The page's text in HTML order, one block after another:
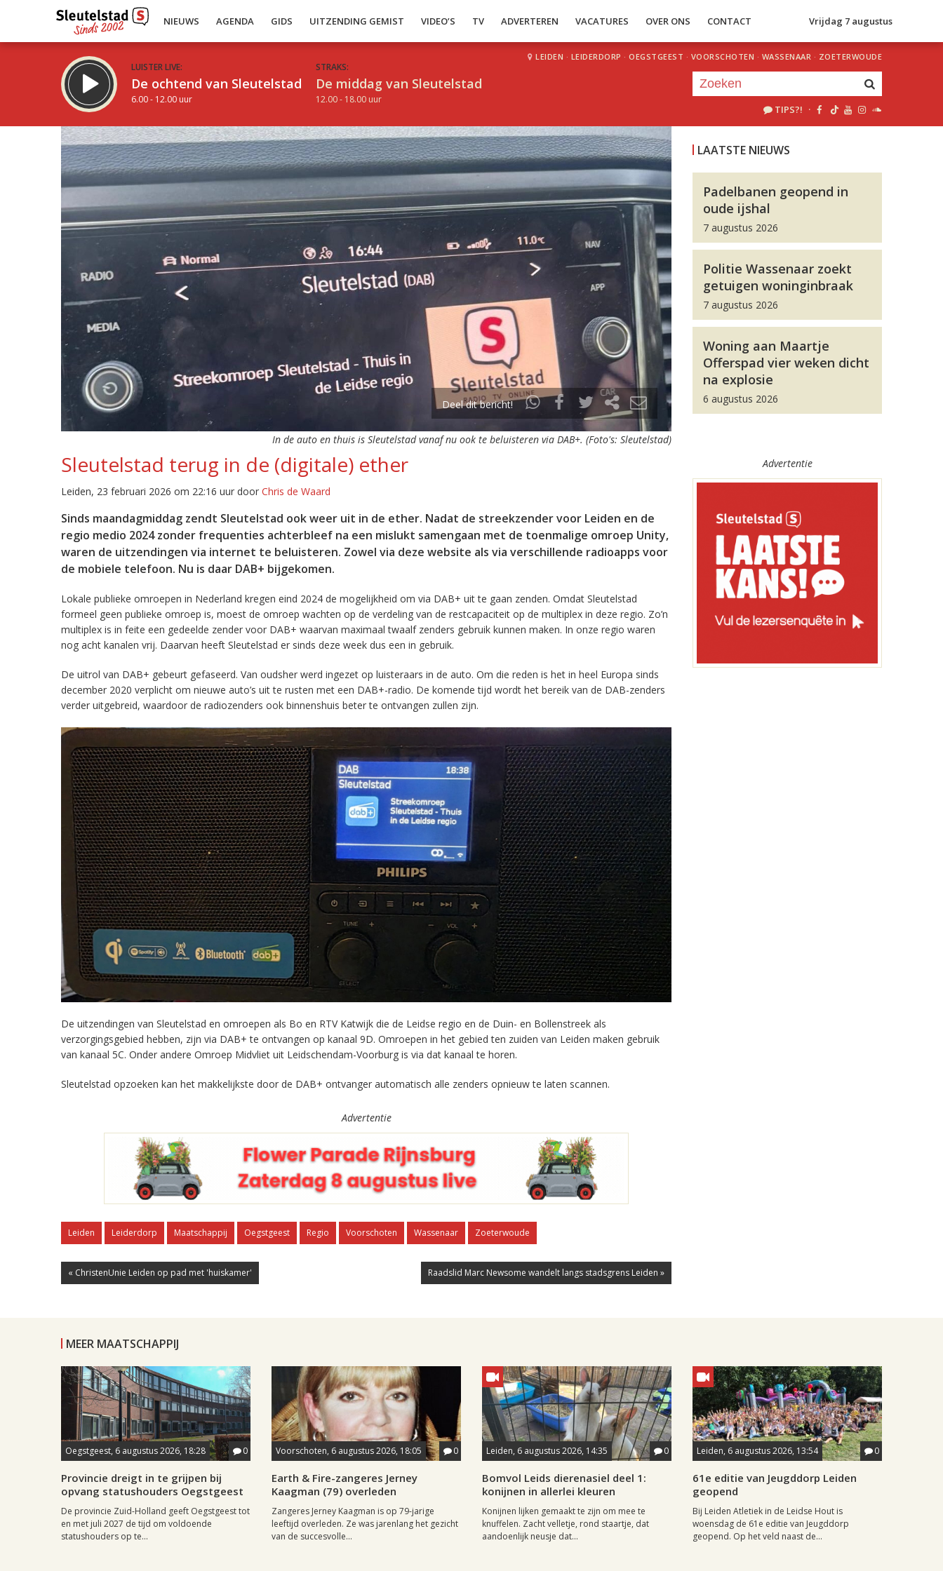
NIEUWS AGENDA GIDS UITZENDING GEMIST VIDEO’S TV ADVERTEREN VACATURES OVER ONS CONTACT Vrijdag 7 augustus
LUISTER LIVE:
De ochtend van Sleutelstad
6.00 - 12.00 uur
STRAKS:
De middag van Sleutelstad
12.00 - 18.00 uur
LEIDEN · LEIDERDORP · OEGSTGEEST · VOORSCHOTEN · WASSENAAR · ZOETERWOUDE
TIPS?! ·
Deel dit bericht!
In de auto en thuis is Sleutelstad vanaf nu ook te beluisteren via DAB+. (Foto's: Sleutelstad)
Sleutelstad terug in de (digitale) ether
Leiden, 23 februari 2026 om 22:16 uur door Chris de Waard
Sinds maandagmiddag zendt Sleutelstad ook weer uit in de ether. Nadat de streekzender voor Leiden en de
regio medio 2024 zonder frequenties achterbleef na een mislukt samengaan met de toenmalige omroep Unity,
waren de uitzendingen via internet te beluisteren. Zowel via deze website als via verschillende radioapps voor
de mobiele telefoon. Nu is daar DAB+ bijgekomen.
Lokale publieke omroepen in Nederland kregen eind 2024 de mogelijkheid om via DAB+ uit te gaan zenden. Omdat Sleutelstad
formeel geen publieke omroep is, moest de omroep wachten op de verdeling van de restcapaciteit op de multiplex in deze regio. Zo’n
multiplex is in feite een gedeelde zender voor DAB+ waarvan maximaal twaalf zenders gebruik kunnen maken. In onze regio waren
nog acht kanalen vrij. Daarvan heeft Sleutelstad er sinds deze week dus een in gebruik.
De uitrol van DAB+ gebeurt gefaseerd. Van oudsher werd ingezet op luisteraars in de auto. Om die reden is het in heel Europa sinds
december 2020 verplicht om nieuwe auto’s uit te rusten met een DAB+-radio. De komende tijd wordt het bereik van de DAB-zenders
verder uitgebreid, waardoor de radiozenders ook binnenshuis beter te ontvangen zullen zijn.
De uitzendingen van Sleutelstad en omroepen als Bo en RTV Katwijk die de Leidse regio en de Duin- en Bollenstreek als
verzorgingsgebied hebben, zijn via DAB+ te ontvangen op kanaal 9D. Omroepen in het gebied ten zuiden van Leiden maken gebruik
van kanaal 5C. Onder andere Omroep Midvliet uit Leidschendam-Voorburg is via dat kanaal te horen.
Sleutelstad opzoeken kan het makkelijkste door de DAB+ ontvanger automatisch alle zenders opnieuw te laten scannen.
Advertentie
Leiden Leiderdorp Maatschappij Oegstgeest Regio Voorschoten Wassenaar Zoeterwoude
« ChristenUnie Leiden op pad met 'huiskamer' Raadslid Marc Newsome wandelt langs stadsgrens Leiden »
LAATSTE NIEUWS
Padelbanen geopend in
oude ijshal
7 augustus 2026
Politie Wassenaar zoekt
getuigen woninginbraak
7 augustus 2026
Woning aan Maartje
Offerspad vier weken dicht
na explosie
6 augustus 2026
Advertentie
MEER MAATSCHAPPIJ
Oegstgeest, 6 augustus 2026, 18:28 0
Provincie dreigt in te grijpen bij
opvang statushouders Oegstgeest
De provincie Zuid-Holland geeft Oegstgeest tot
en met juli 2027 de tijd om voldoende
statushouders op te...
Voorschoten, 6 augustus 2026, 18:05 0
Earth & Fire-zangeres Jerney
Kaagman (79) overleden
Zangeres Jerney Kaagman is op 79-jarige
leeftijd overleden. Ze was jarenlang het gezicht
van de succesvolle...
Leiden, 6 augustus 2026, 14:35 0
Bomvol Leids dierenasiel deel 1:
konijnen in allerlei kleuren
Konijnen lijken gemaakt te zijn om mee te
knuffelen. Zacht velletje, rond staartje, dat
aandoenlijk neusje dat...
Leiden, 6 augustus 2026, 13:54 0
61e editie van Jeugddorp Leiden
geopend
Bij Leiden Atletiek in de Leidse Hout is
woensdag de 61e editie van Jeugddorp
geopend. Op het veld naast de...